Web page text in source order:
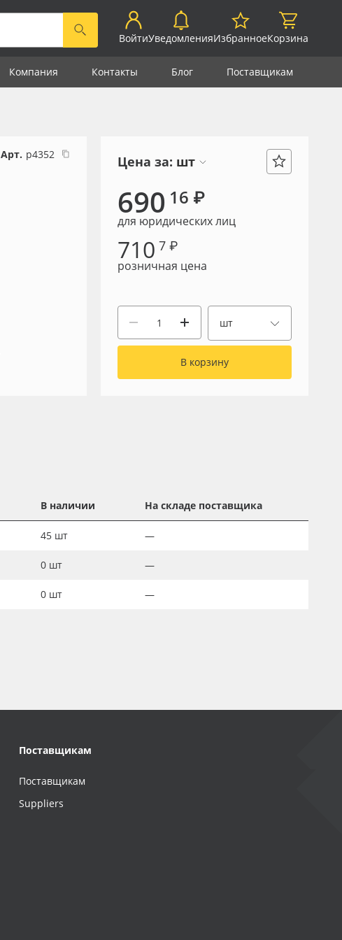
ВойтиУведомленияИзбранноеКорзина
Компания Контакты Блог Поставщикам
Арт. р4352 Цена за: шт
690 16 ₽
для юридических лиц
710 7 ₽
розничная цена
шт
В корзину
В наличии На складе поставщика
45 шт —
0 шт —
0 шт —
Поставщикам
Поставщикам
Suppliers